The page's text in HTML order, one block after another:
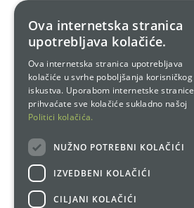
Ova internetska stranica
upotrebljava kolačiće.
Ova internetska stranica upotrebljava
kolačiće u svrhe poboljšanja korisničkog
iskustva. Uporabom internetske stranice
prihvaćate sve kolačiće sukladno našoj
Politici kolačića.
NUŽNO POTREBNI KOLAČIĆI
IZVEDBENI KOLAČIĆI
CILJANI KOLAČIĆI